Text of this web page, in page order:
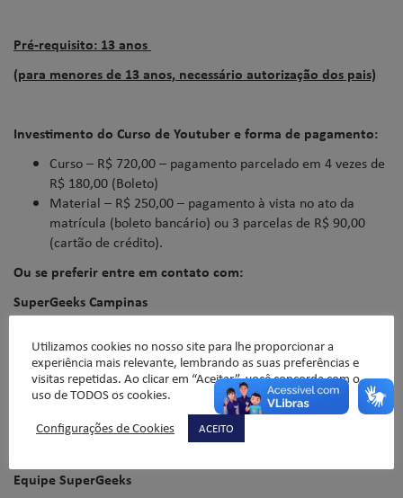
Pré-requisito: 13 anos
(para menores de 13 anos, necessário autorização dos pais)
Investimento do Curso de Youtubere forma de pagamento:
Curso – R$ 720,00 – pagamento parcelado em 4 vezes de
R$ 180,00 (Boleto)
Material – R$ 250,00 – pagamento à vista no ato da
matrícula (boleto bancário) ou 3 parcelas de R$ 90,00
(cartão de crédito).
Ou se preferir entre em contato com:
SuperGeeks Campinas
Tel.: (19) 4062-7007 / (19) 9.7150-7007 (WhatsApp/Vivo)
campinas@supergeks.com.br
Equipe SuperGeeks
Utilizamos cookies no nosso site para lhe proporcionar a
experiência mais relevante, lembrando as suas preferências e
visitas repetidas. Ao clicar em “Aceitar”, você concorda com o
uso de TODOS os cookies.
Configurações de Cookies
ACEITO